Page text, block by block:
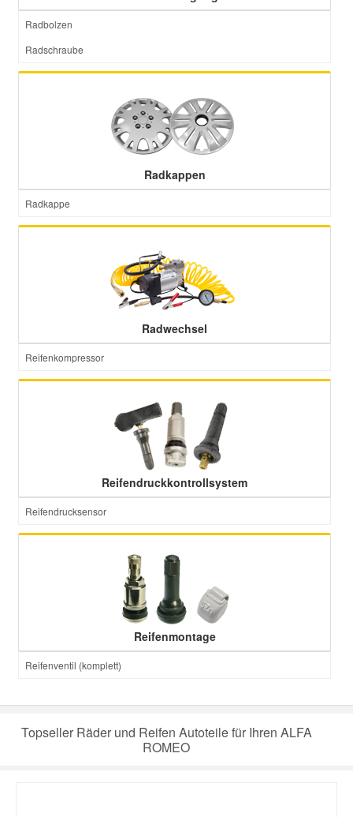
Radbolzen
Radschraube
Radkappen
Radkappe
Radwechsel
Reifenkompressor
Reifendruckkontrollsystem
Reifendrucksensor
Reifenmontage
Reifenventil (komplett)
Topseller Räder und Reifen Autoteile für Ihren ALFA
ROMEO